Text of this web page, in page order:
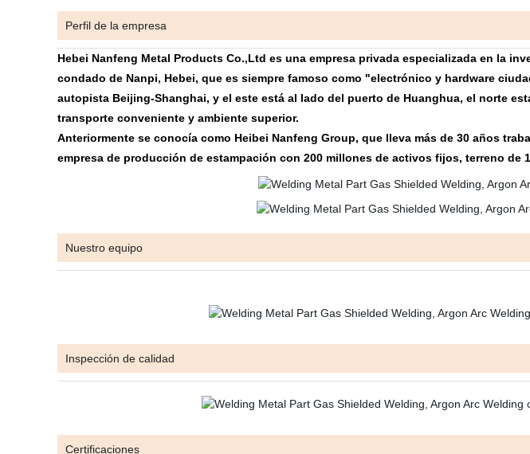
Perfil de la empresa
Hebei Nanfeng Metal Products Co.,Ltd es una empresa privada especializada en la
condado de Nanpi, Hebei, que es siempre famoso como "electrónico y hardware
autopista Beijing-Shanghai, y el este está al lado del puerto de Huanghua, el norte
transporte conveniente y ambiente superior.
Anteriormente se conocía como Heibei Nanfeng Group, que lleva más de 30 años
empresa de producción de estampación con 200 millones de activos fijos, terreno de
Nuestro equipo
Inspección de calidad
Certificaciones